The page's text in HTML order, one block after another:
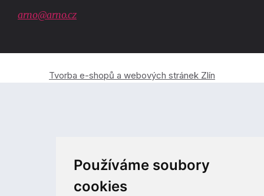
Používáme soubory
cookies
arno@arno.cz
Tvorba e-shopů a webových stránek Zlín